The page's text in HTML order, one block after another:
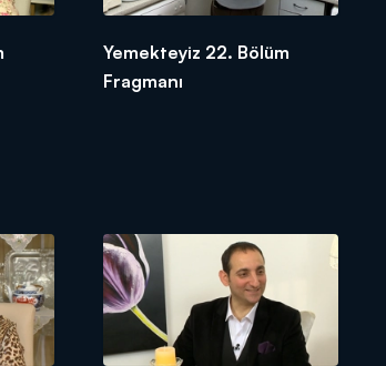
Yemekteyiz 22. Bölüm
Fragmanı